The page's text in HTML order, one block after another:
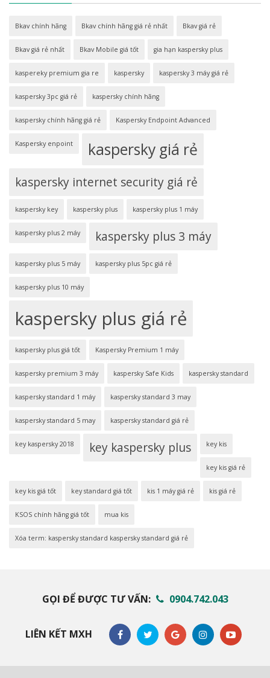
Bkav chính hãng Bkav chính hãng giá rẻ nhất Bkav giá rẻ
Bkav giá rẻ nhất Bkav Mobile giá tốt gia hạn kaspersky plus
kaspereky premium gia re kaspersky kaspersky 3 máy giá rẻ
kaspersky 3pc giá rẻ kaspersky chính hãng
kaspersky chính hãng giá rẻ Kaspersky Endpoint Advanced
Kaspersky enpoint kaspersky giá rẻ
kaspersky internet security giá rẻ
kaspersky key kaspersky plus kaspersky plus 1 máy
kaspersky plus 2 máy kaspersky plus 3 máy
kaspersky plus 5 máy kaspersky plus 5pc giá rẻ
kaspersky plus 10 máy
kaspersky plus giá rẻ
kaspersky plus giá tốt Kaspersky Premium 1 máy
kaspersky premium 3 máy kaspersky Safe Kids kaspersky standard
kaspersky standard 1 máy kaspersky standard 3 may
kaspersky standard 5 may kaspersky standard giá rẻ
key kaspersky 2018 key kaspersky plus key kis
key kis giá rẻ
key kis giá tốt key standard giá tốt kis 1 máy giá rẻ kis giá rẻ
KSOS chính hãng giá tốt mua kis
Xóa term: kaspersky standard kaspersky standard giá rẻ
GỌI ĐỂ ĐƯỢC TƯ VẤN: 0904.742.043
LIÊN KẾT MXH